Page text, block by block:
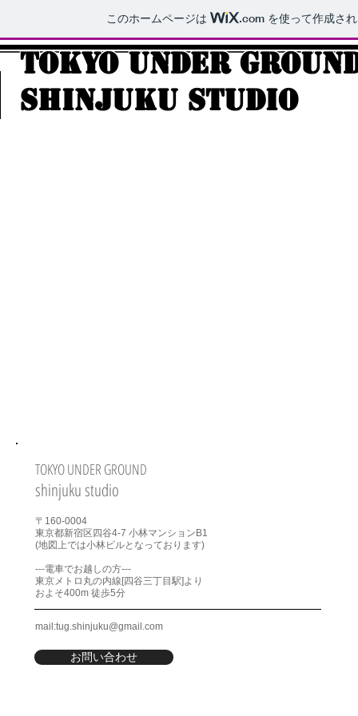
このホームページは .com を使って作成さ
TOKYO UNDER
shinjuku studio
TOKYO UNDER GROUND
shinjuku studio
〒160-0004
​東京都新宿区四谷4-7 小林マンションB1
(地図上では小林ビルとなっております)
---電車でお越しの方---
東京メトロ丸の内線[四谷三丁目駅]より
およそ400m 徒歩5分
mail:tug.shinjuku@gmail.com
お問い合わせ